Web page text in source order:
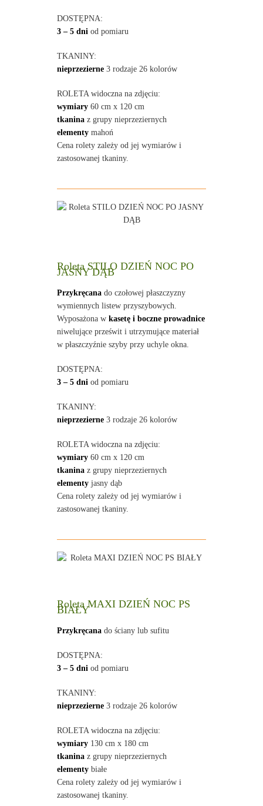
DOSTĘPNA:
3 – 5 dni od pomiaru
TKANINY:
nieprzezierne3 rodzaje 26 kolorów
ROLETA widoczna na zdjęciu:
wymiary60 cm x 120 cm
tkaninaz grupy nieprzeziernych
elementymahoń
Cena rolety zależy od jej wymiarów i
zastosowanej tkaniny.
Roleta STILO DZIEŃ NOC PO
JASNY DĄB
Przykręcanado czołowej płaszczyzny
wymiennych listew przyszybowych.
Wyposażona w kasetę i boczne prowadnice
niwelujące prześwit i utrzymujące materiał
w płaszczyźnie szyby przy uchyle okna.
DOSTĘPNA:
3 – 5 dni od pomiaru
TKANINY:
nieprzezierne3 rodzaje 26 kolorów
ROLETA widoczna na zdjęciu:
wymiary60 cm x 120 cm
tkaninaz grupy nieprzeziernych
elementyjasny dąb
Cena rolety zależy od jej wymiarów i
zastosowanej tkaniny.
Roleta MAXI DZIEŃ NOC PS
BIAŁY
Przykręcanado ściany lub sufitu
DOSTĘPNA:
3 – 5 dni od pomiaru
TKANINY:
nieprzezierne3 rodzaje 26 kolorów
ROLETA widoczna na zdjęciu:
wymiary130 cm x 180 cm
tkaninaz grupy nieprzeziernych
elementybiałe
Cena rolety zależy od jej wymiarów i
zastosowanej tkaniny.